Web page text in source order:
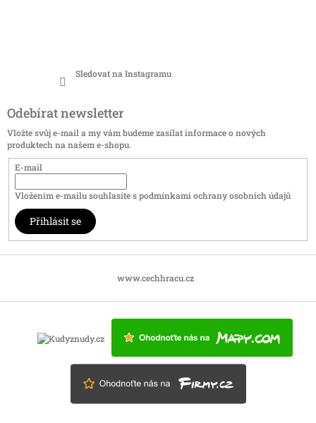
Sledovat na Instagramu
Odebírat newsletter
Vložte svůj e-mail a my vám budeme zasílat informace o nových
produktech na našem e-shopu.
E-mail
Vložením e-mailu souhlasíte spodmínkami ochrany osobních údajů
Přihlásit se
www.cechhracu.cz